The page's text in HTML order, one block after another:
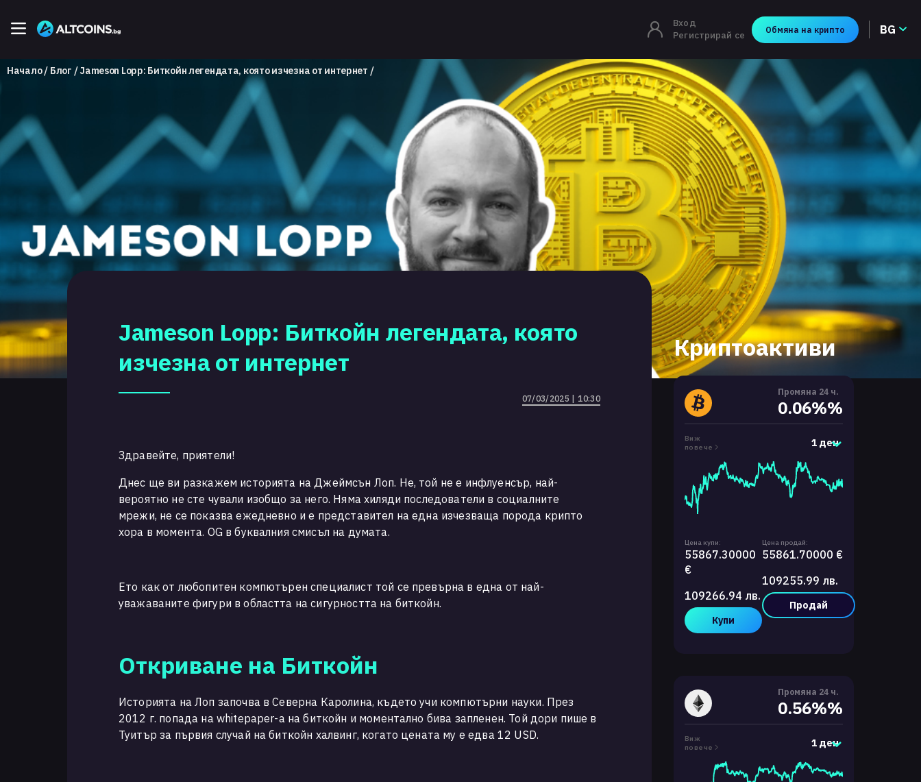
Вход
Регистрирай се
Обмяна на крипто BG
Начало Блог Jameson Lopp: Биткойн легендата, която изчезна от интернет
Jameson Lopp: Биткойн легендата, която
изчезна от интернет
07/03/2025 | 10:30
Здравейте, приятели!
Днес ще ви разкажем историята на Джеймсън Лоп. Не, той не e инфлуенсър, най-
вероятно не сте чували изобщо за него. Няма хиляди последователи в социалните
мрежи, не се показва ежедневно и е представител на една изчезваща порода крипто
хора в момента. OG в буквалния смисъл на думата.
Ето как от любопитен компютърен специалист той се превърна в една от най-
уважаваните фигури в областта на сигурността на биткойн.
Откриване на Биткойн
Историята на Лоп започва в Северна Каролина, където учи компютърни науки. През
2012 г. попада на whitepaper-а на биткойн и моментално бива запленен. Той дори пише в
Туитър за първия случай на биткойн халвинг, когато цената му е едва 12 USD.
Криптоактиви
Промяна 24 ч.
0.06%%
Виж
повече
1 ден
Цена купи:
55867.30000
€
109266.94 лв.
Купи
Цена продай:
55861.70000 €
109255.99 лв.
Продай
Промяна 24 ч.
0.56%%
Виж
повече
1 ден